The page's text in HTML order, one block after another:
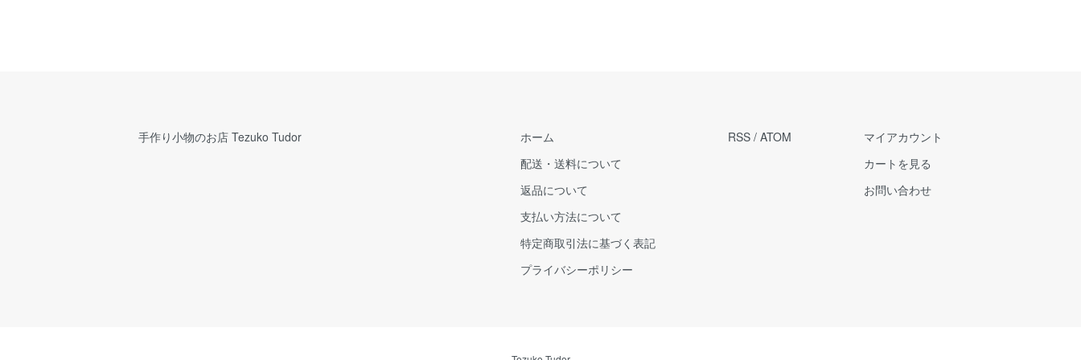
手作り小物のお店 Tezuko Tudor
ホーム
配送・送料について
返品について
支払い方法について
特定商取引法に基づく表記
プライバシーポリシー
RSS / ATOM
マイアカウント
カートを見る
お問い合わせ